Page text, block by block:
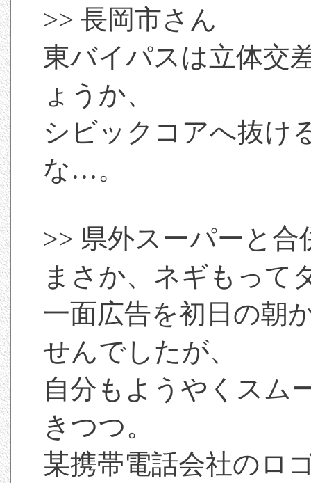
>> 長岡市さん
東バイパスは立体交
ょうか、
シビックコアへ抜け
な…。
>> 県外スーパーと合
まさか、ネギもって
一面広告を初日の朝
せんでしたが、
自分もようやくスム
きつつ。
某携帯電話会社のロ